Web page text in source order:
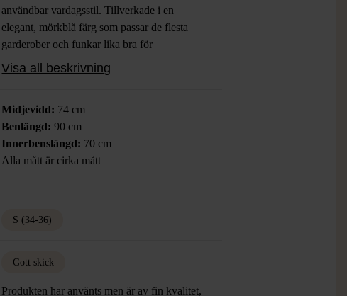
användbar vardagsstil. Tillverkade i en
elegant, mörkblå färg som passar de flesta
garderober och funkar lika bra för
avslappnade dagar som till mer dressade
Visa all beskrivning
Midjevidd: 74 cm
Benlängd: 90 cm
Innerbenslängd: 70 cm
Alla mått är cirka mått
S (34-36)
Gott skick
Produkten har använts men är av fin kvalitet,